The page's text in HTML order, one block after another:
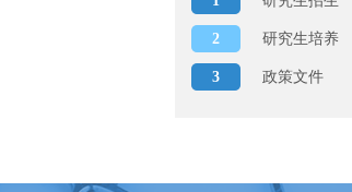
2 研究生培养
3 政策文件